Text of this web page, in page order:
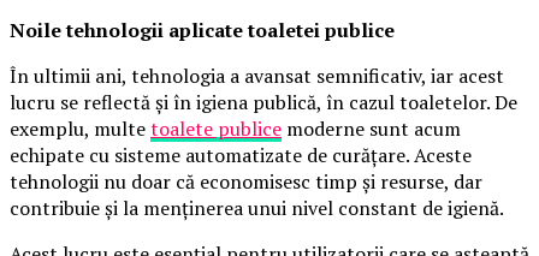
Noile tehnologii aplicate toaletei publice
În ultimii ani, tehnologia a avansat semnificativ, iar acest
lucru se reflectă și în igiena publică, în cazul toaletelor. De
exemplu, multetoalete publice moderne sunt acum
echipate cu sisteme automatizate de curățare. Aceste
tehnologii nu doar că economisesc timp și resurse, dar
contribuie și la menținerea unui nivel constant de igienă.